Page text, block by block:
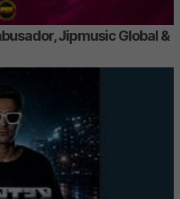
Jipmusic Global &